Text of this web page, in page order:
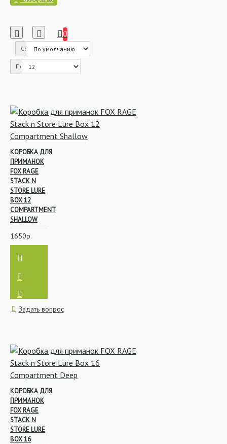
0
Сортировка:
Показать:
КОРОБКА ДЛЯ
ПРИМАНОК
FOX RAGE
STACK N
STORE LURE
BOX 12
COMPARTMENT
SHALLOW
1650р.
Задать вопрос
КОРОБКА ДЛЯ
ПРИМАНОК
FOX RAGE
STACK N
STORE LURE
BOX 16